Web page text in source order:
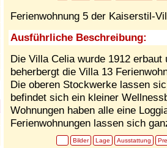
Ferienwohnung 5 der Kaiserstil-
Ausführliche Beschreibung:
Die Villa Celia wurde 1912
beherbergt die Villa 13
Die oberen Stockwerke lassen
befindet sich ein kleiner
Wohnungen haben alle eine
Ferienwohnungen lassen sich
Bilder Lage Ausstattung